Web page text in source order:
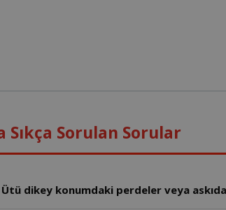
Sıkça Sorulan Sorular
dikey konumdaki perdeler veya